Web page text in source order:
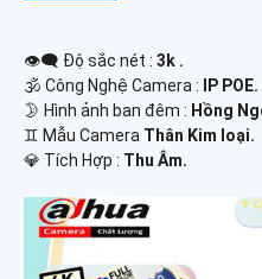
👁️‍🗨 Độ sắc nét : 3k .
🕉️ Công Nghệ Camera :
IP POE.
🌛 Hình ảnh ban đêm : Hồng
♊ Mẫu Camera Thân Kim loại.
️💎 Tích Hợp : Thu Âm.